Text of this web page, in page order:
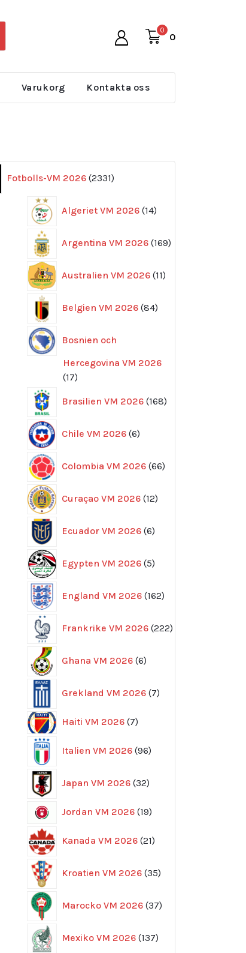
0
0
Varukorg Kontakta oss
Fotbolls-VM 2026 2331
produkter
Algeriet VM 2026 14
produkter
Argentina VM 2026 169
produkter
Australien VM 2026 11
produkter
Belgien VM 2026 84
produkter
Bosnien och
Hercegovina VM 2026
1717
Brasilien VM 2026 168
produkter
Chile VM 2026 6
produkter
Colombia VM 2026 66
produkter
Curaçao VM 2026 12
produkter
Ecuador VM 2026 6
produkter
Egypten VM 2026 5
produkter
England VM 2026 162
produkter
Frankrike VM 2026 222
produkter
Ghana VM 2026 6
produkter
Grekland VM 2026 7
produkter
Haiti VM 2026 77
Italien VM 2026 96
produkter
Japan VM 2026 32
produkter
Jordan VM 2026 1919
Kanada VM 2026 21
produkter
Kroatien VM 2026 35
produkter
Marocko VM 2026 37
produkter
Mexiko VM 2026 137
produkter